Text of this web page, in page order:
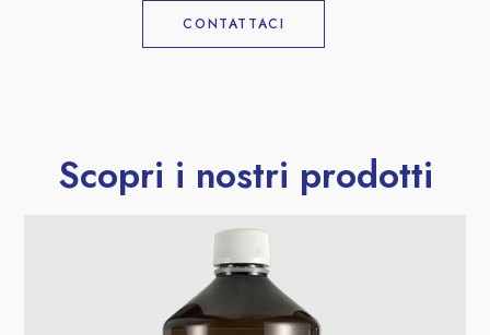
CONTATTACI
Scopri i nostri prodotti